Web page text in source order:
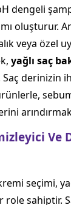
dengeli
oluşturur.
veya özel
yağlı saç
derinizin
Ve
seçimi,
sahiptir.